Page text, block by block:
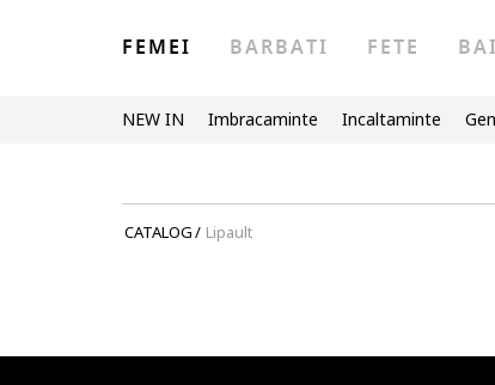
FEMEI BARBATI FETE
NEW IN Imbracaminte Incaltaminte
CATALOG/ Lipault